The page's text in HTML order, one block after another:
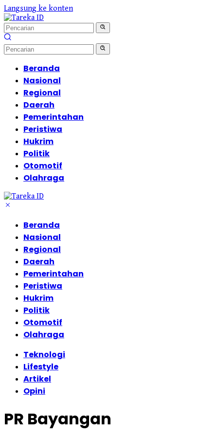
Langsung ke konten
Beranda
Nasional
Regional
Daerah
Pemerintahan
Peristiwa
Hukrim
Politik
Otomotif
Olahraga
Beranda
Nasional
Regional
Daerah
Pemerintahan
Peristiwa
Hukrim
Politik
Otomotif
Olahraga
Teknologi
Lifestyle
Artikel
Opini
PR Bayangan